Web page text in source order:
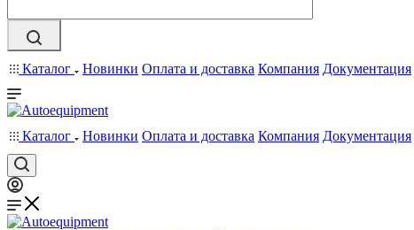
Каталог Новинки Оплата и доставка Компания Документация
Каталог Новинки Оплата и доставка Компания Документация